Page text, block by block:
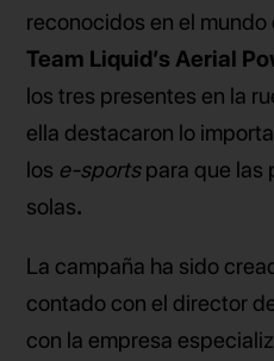
reconocidos en el mundo
Team Liquid’s Aerial
los tres presentes en la
ella destacaron lo
los e-sportspara que las
solas.
La campaña ha sido
contado con el director
con la empresa